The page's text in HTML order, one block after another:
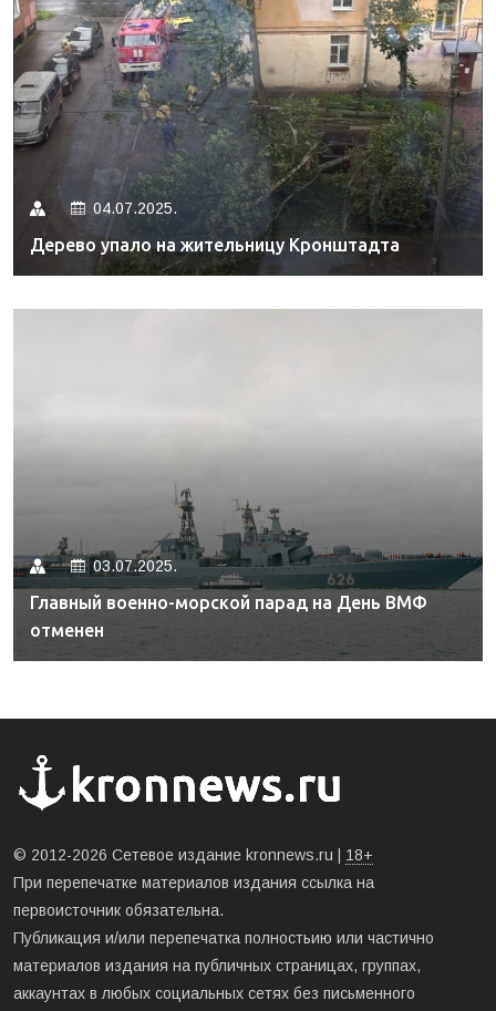
04.07.2025.
Дерево упало на жительницу Кронштадта
03.07.2025.
Главный военно-морской парад на День ВМФ
отменен
© 2012-2026 Сетевое издание kronnews.ru | 18+
При перепечатке материалов издания ссылка на
первоисточник обязательна.
Публикация и/или перепечатка полностьию или частично
материалов издания на публичных страницах, группах,
аккаунтах в любых социальных сетях без письменного